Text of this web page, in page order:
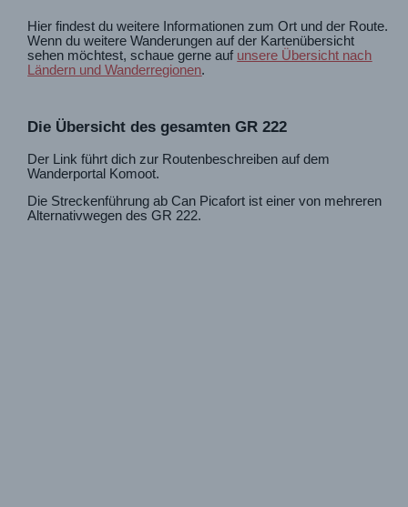
Hier findest du weitere Informationen zum Ort und der Route.
Wenn du weitere Wanderungen auf der Kartenübersicht
sehen möchtest, schaue gerne auf unsere Übersicht nach
Ländern und Wanderregionen.
Die Übersicht des gesamten GR 222
Der Link führt dich zur Routenbeschreiben auf dem
Wanderportal Komoot.
Die Streckenführung ab Can Picafort ist einer von mehreren
Alternativwegen des GR 222.